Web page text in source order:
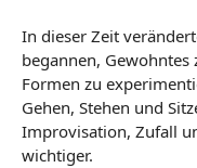
In dieser Zeit
begannen,
Formen zu
Gehen, Stehen und
Improvisation, Zufall
wichtiger.